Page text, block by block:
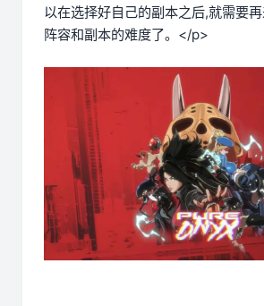
以在选择好自己的副本之后,就需要
阵容和副本的难度了。</p>